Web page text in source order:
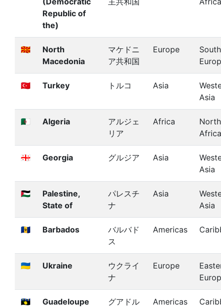
Republic of
the)
🇲🇰
North
Macedonia
マケドニ
ア共和国
Europe
🇹🇷 Turkey トルコ Asia
Asia
🇩🇿 Algeria
アルジェ
リア
Africa
Africa
🇬🇪 Georgia グルジア Asia
Asia
🇵🇸
Palestine,
State of
パレスチ
ナ
Asia
Asia
🇧🇧 Barbados
バルバド
ス
Americas
🇺🇦 Ukraine
ウクライ
ナ
Europe
🇬🇵 Guadeloupe
グアドル
Americas